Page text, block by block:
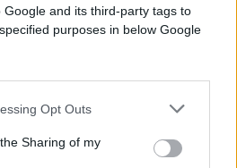
and its third-party tags to
purposes in below Google
Opt Outs
Sharing of my
korištenje nekih
zadovoljavaju sigurnosne